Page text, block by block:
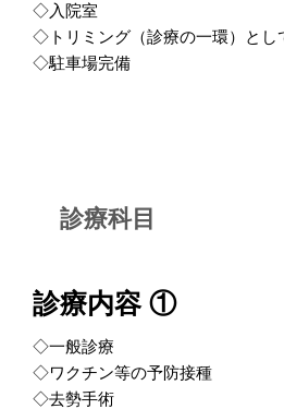
◇入院室
◇トリミング（診療の一環）とし
◇駐車場完備
診療科目
診療内容 ①
◇一般診療
◇ワクチン等の予防接種
◇去勢手術